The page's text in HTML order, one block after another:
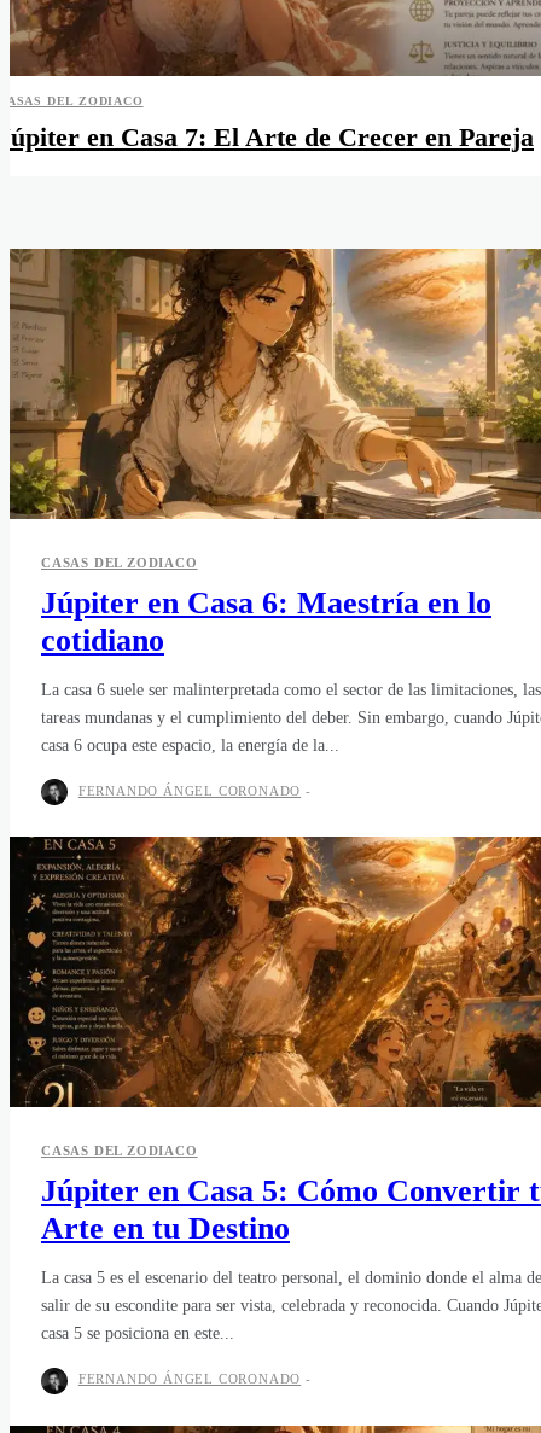
DEL ZODIACO
en Casa 7: El Arte de Crecer en Pareja
CASAS DEL ZODIACO
Júpiter en Casa 6: Maestría en lo
cotidiano
La casa 6 suele ser malinterpretada como el sector de las limitaciones, las
tareas mundanas y el cumplimiento del deber. Sin embargo, cuando
casa 6 ocupa este espacio, la energía de la...
FERNANDO ÁNGEL CORONADO -
CASAS DEL ZODIACO
Júpiter en Casa 5: Cómo Convertir
Arte en tu Destino
La casa 5 es el escenario del teatro personal, el dominio donde el alma
salir de su escondite para ser vista, celebrada y reconocida. Cuando
casa 5 se posiciona en este...
FERNANDO ÁNGEL CORONADO -